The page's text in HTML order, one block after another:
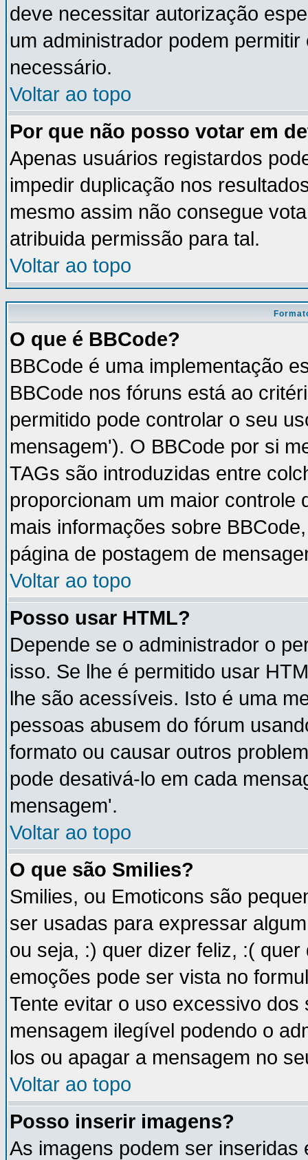
deve necessitar autorização
um administrador podem
necessário.
Voltar ao topo
Por que não posso votar em
Apenas usuários registardos
impedir duplicação nos
mesmo assim não consegue
atribuida permissão para tal.
Voltar ao topo
O que é BBCode?
BBCode é uma implementação
BBCode nos fóruns está ao
permitido pode controlar o seu
mensagem'). O BBCode por si
TAGs são introduzidas entre
proporcionam um maior controle
mais informações sobre
página de postagem de
Voltar ao topo
Posso usar HTML?
Depende se o administrador o
isso. Se lhe é permitido usar
lhe são acessíveis. Isto é uma
pessoas abusem do fórum
formato ou causar outros
pode desativá-lo em cada
mensagem'.
Voltar ao topo
O que são Smilies?
Smilies, ou Emoticons são
ser usadas para expressar
ou seja, :) quer dizer feliz, :(
emoções pode ser vista no
Tente evitar o uso excessivo
mensagem ilegível podendo o
los ou apagar a mensagem no
Voltar ao topo
Posso inserir imagens?
As imagens podem ser